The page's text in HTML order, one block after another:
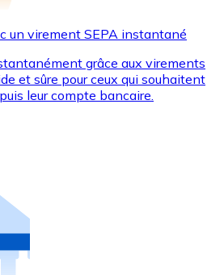
un virement SEPA instantané
grâce aux virements
et sûre pour ceux qui souhaitent
leur compte bancaire.